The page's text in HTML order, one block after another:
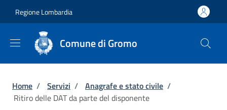
Regione Lombardia
Comune di Gromo
Briciole di pane
Home / Servizi / Anagrafe e stato civile /
Ritiro delle DAT da parte del disponente